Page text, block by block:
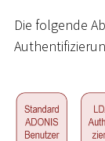
Die folgende